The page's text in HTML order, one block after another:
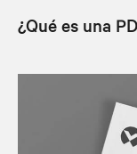
¿Qué es una